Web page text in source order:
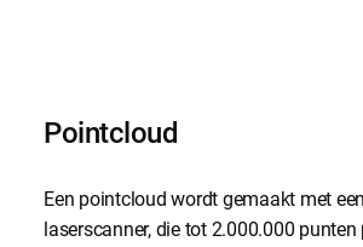
Pointcloud
Een pointcloud wordt gemaakt met
laserscanner, die tot 2.000.000 punten